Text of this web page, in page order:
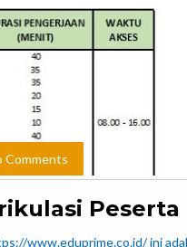
Comments
Peserta
www.eduprime.co.id/ ini